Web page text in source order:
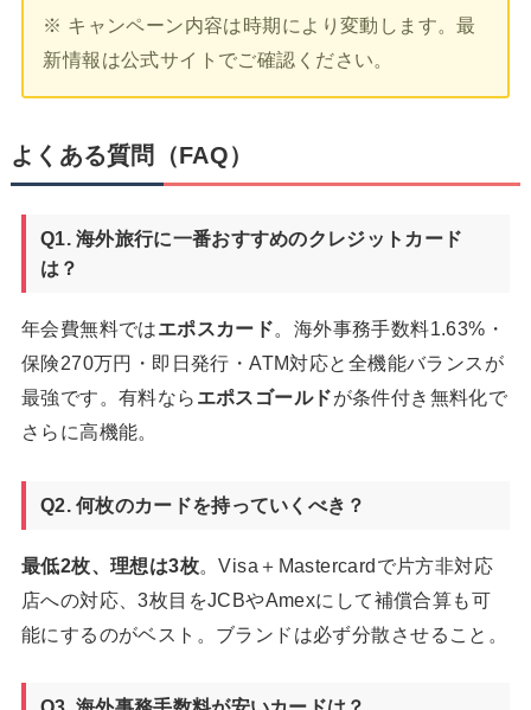
※ キャンペーン内容は時期により変動します。最
新情報は公式サイトでご確認ください。
よくある質問（FAQ）
Q1. 海外旅行に一番おすすめのクレジットカード
は？
年会費無料ではエポスカード。海外事務手数料1.63%・
保険270万円・即日発行・ATM対応と全機能バランスが
最強です。有料なら エポスゴールドが条件付き無料化で
さらに高機能。
Q2. 何枚のカードを持っていくべき？
最低2枚、理想は3枚。Visa＋Mastercardで片方非対応
店への対応、3枚目をJCBやAmexにして補償合算も可
能にするのがベスト。ブランドは必ず分散させること。